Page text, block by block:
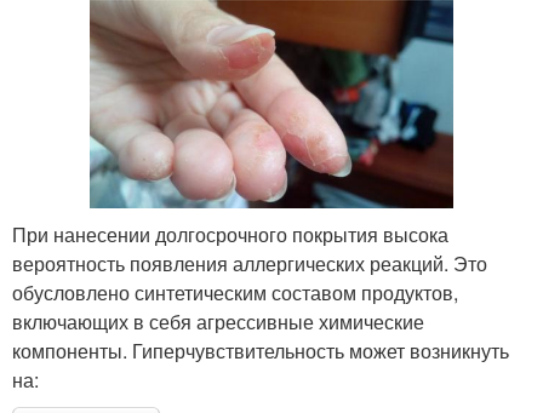
При нанесении долгосрочного покрытия высока
вероятность появления аллергических реакций. Это
обусловлено синтетическим составом продуктов,
включающих в себя агрессивные химические
компоненты. Гиперчувствительность может возникнуть
на: